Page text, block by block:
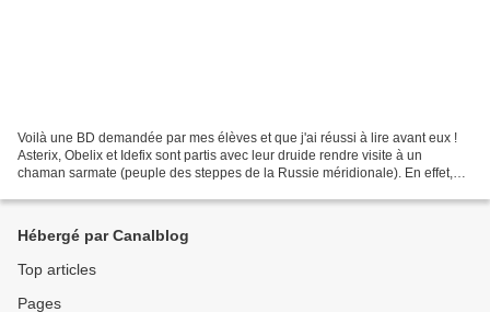
Voilà une BD demandée par mes élèves et que j'ai réussi à lire avant eux !
Asterix, Obelix et Idefix sont partis avec leur druide rendre visite à un
chaman sarmate (peuple des steppes de la Russie méridionale). En effet,
Hébergé par Canalblog
Top articles
Pages